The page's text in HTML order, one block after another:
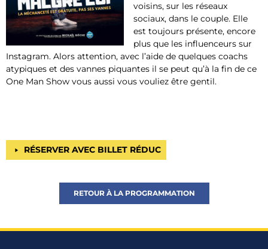
voisins, sur les réseaux
sociaux, dans le couple. Elle
est toujours présente, encore
plus que les influenceurs sur
Instagram. Alors attention, avec l’aide de quelques coachs
atypiques et des vannes piquantes il se peut qu’à la fin de ce
One Man Show vous aussi vous vouliez être gentil.
RÉSERVER AVEC BILLET RÉDUC
RETOUR À LA PROGRAMMATION